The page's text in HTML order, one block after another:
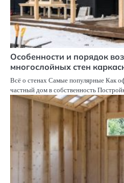
Особенности и порядок
многослойных стен
Всё о стенах Самые популярные Как
частный дом в собственность